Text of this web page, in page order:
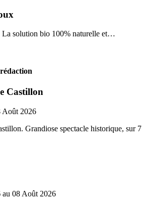
La solution bio 100% naturelle et…
Castillon
Août 2026
Grandiose spectacle historique, sur 7
au 08 Août 2026